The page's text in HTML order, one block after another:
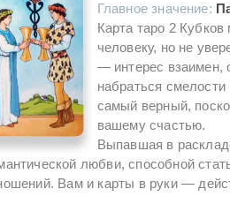
Главное значение:
Карта таро 2
человеку, но не
— интерес взаимен,
набраться
самый верный,
вашему счастью.
Выпавшая в
любви, способной
Вам и карты в руки —